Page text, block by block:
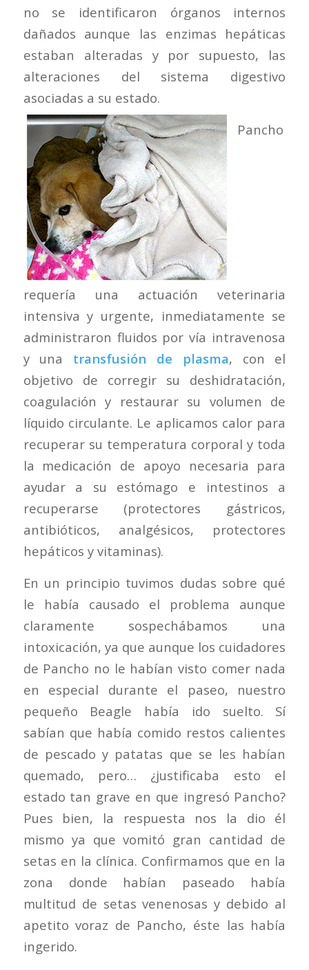
no se identificaron órganos internos
dañados aunque las enzimas hepáticas
estaban alteradas y por supuesto, las
alteraciones del sistema digestivo
asociadas a su estado.
Pancho
requería una actuación veterinaria
intensiva y urgente, inmediatamente se
administraron fluidos por vía intravenosa
y una transfusión de plasma, con el
objetivo de corregir su deshidratación,
coagulación y restaurar su volumen de
líquido circulante. Le aplicamos calor para
recuperar su temperatura corporal y toda
la medicación de apoyo necesaria para
ayudar a su estómago e intestinos a
recuperarse (protectores gástricos,
antibióticos, analgésicos, protectores
hepáticos y vitaminas).
En un principio tuvimos dudas sobre qué
le había causado el problema aunque
claramente sospechábamos una
intoxicación, ya que aunque los cuidadores
de Pancho no le habían visto comer nada
en especial durante el paseo, nuestro
pequeño Beagle había ido suelto. Sí
sabían que había comido restos calientes
de pescado y patatas que se les habían
quemado, pero… ¿justificaba esto el
estado tan grave en que ingresó Pancho?
Pues bien, la respuesta nos la dio él
mismo ya que vomitó gran cantidad de
setas en la clínica. Confirmamos que en la
zona donde habían paseado había
multitud de setas venenosas y debido al
apetito voraz de Pancho, éste las había
ingerido.